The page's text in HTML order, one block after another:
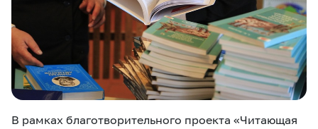
Кызматтар Көңүл ачуучу Соц. тармактар
SMS
Биз жөнүндө Жаңылыктар MEGAда иште
Кызмат көрсөтүүлөр
В рамках благотворительного проекта «Читающая